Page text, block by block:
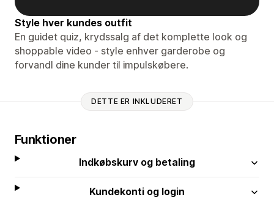
Style hver kundes outfit
En guidet quiz, krydssalg af det komplette look og
shoppable video - style enhver garderobe og
forvandl dine kunder til impulskøbere.
DETTE ER INKLUDERET
Funktioner
Indkøbskurv og betaling
Kundekonti og login